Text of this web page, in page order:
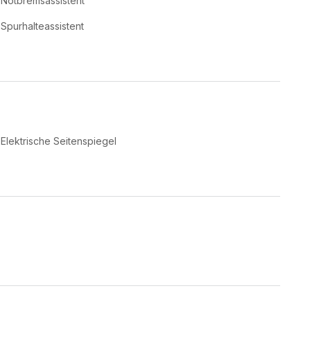
Spurhalteassistent
Elektrische Seitenspiegel